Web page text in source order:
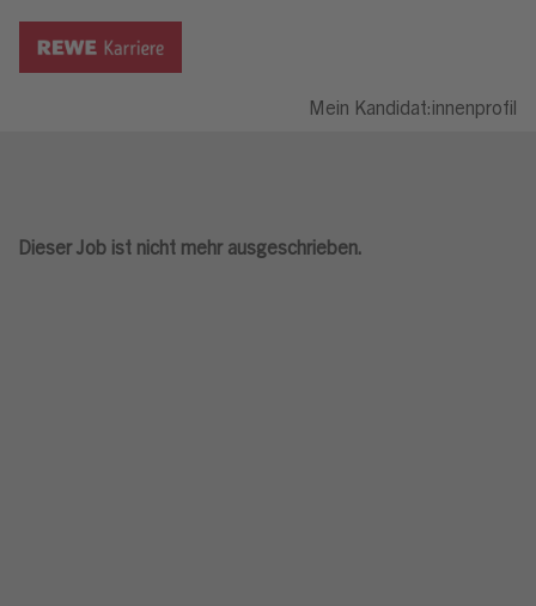
Mein Kandidat:innenprofil
Dieser Job ist nicht mehr ausgeschrieben.